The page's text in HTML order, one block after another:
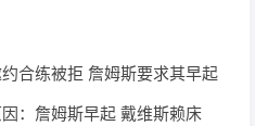
合练被拒 詹姆斯要求其早起
：詹姆斯早起 戴维斯赖床